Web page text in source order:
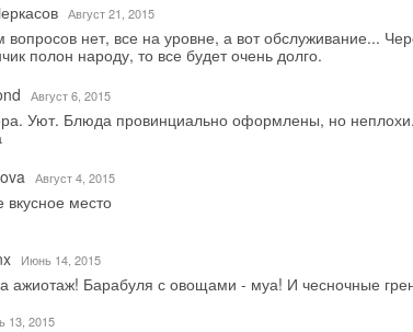
Август 21, 2015
вопросов нет, все на уровне, а вот обслуживание...
полон народу, то все будет очень долго.
Август 6, 2015
Уют. Блюда провинциально оформлены, но
Август 4, 2015
место
Июнь 14, 2015
ажиотаж! Барабуля с овощами - муа! И чесночные
13, 2015